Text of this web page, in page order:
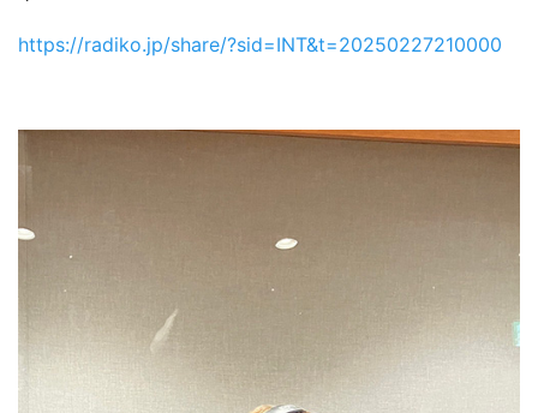
https://radiko.jp/share/?sid=INT&t=20250227210000